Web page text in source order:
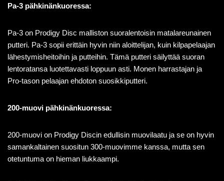
Pa-3 pähkinänkuoressa:
Pa-3 on Prodigy Disc malliston suoralentoisin matalareunainen
putteri. Pa-3 sopii erittäin hyvin niin aloittelijan, kuin kilpapelaajan
lähestymisheitoihin ja putteihin. Tämä putteri säilyttää suoran
lentoratansa luotettavasti loppuun asti. Monen harrastajan ja
Pro-tason pelaajan ehdoton suosikkiputteri.
200-muovi pähkinänkuoressa:
200-muovi on Prodigy Discin edullisin muovilaatu ja se on hyvin
samankaltainen suositun 300-muovimme kanssa, mutta sen
otetuntuma on hieman liukkaampi.